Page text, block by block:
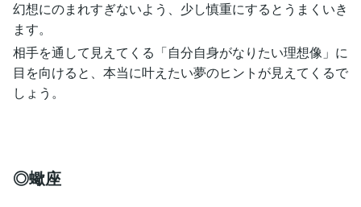
幻想にのまれすぎないよう、少し慎重にするとうまくいき
ます。
相手を通して見えてくる「自分自身がなりたい理想像」に
目を向けると、本当に叶えたい夢のヒントが見えてくるで
しょう。
◎蠍座